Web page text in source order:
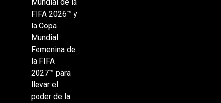
Mundial de la
FIFA 2026™ y
la Copa
Mundial
Femenina de
la FIFA
2027™ para
llevar el
poder de la